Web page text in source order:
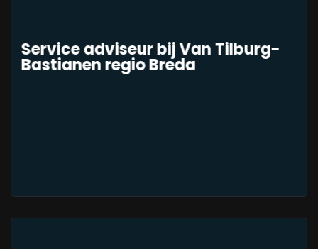
Service adviseur bij Van Tilburg-
Bastianen regio Breda